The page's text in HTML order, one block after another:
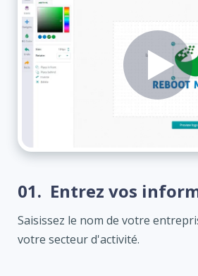
01. Entrez vos
Saisissez le nom de votre
votre secteur d'activité.